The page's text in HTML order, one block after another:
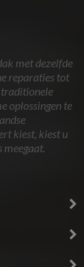
met dezelfde
reparaties tot
oplossingen te
kiest, kiest u
meegaat.